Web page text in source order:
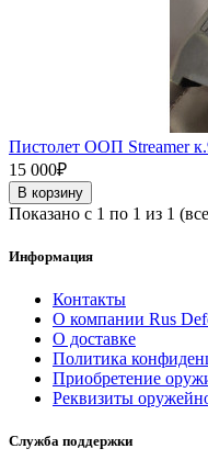
Пистолет ООП Streamer
15 000₽
В корзину
Показано с 1 по 1 из 1
Информация
Контакты
О компании Rus
О доставке
Политика
Приобретение
Реквизиты
Служба поддержки